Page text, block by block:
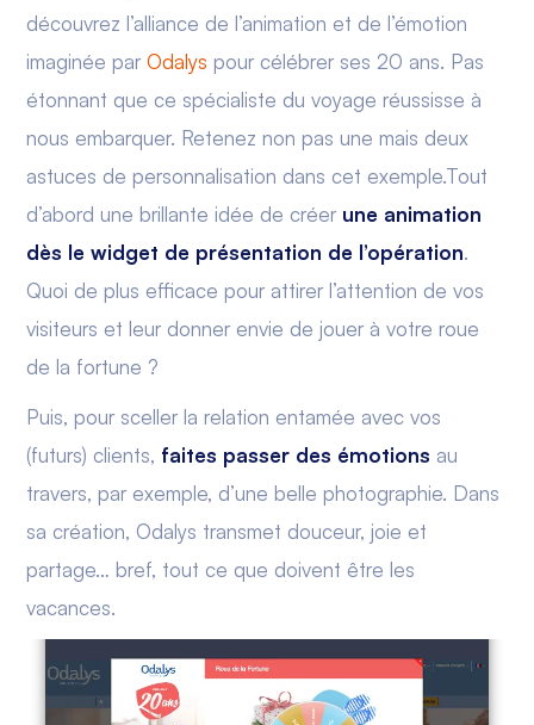
découvrez l’alliance de l’animation et de l’émotion
imaginée parOdalys pour célébrer ses 20 ans. Pas
étonnant que ce spécialiste du voyage réussisse à
nous embarquer. Retenez non pas une mais deux
astuces de personnalisation dans cet exemple.Tout
d’abord une brillante idée de créer une animation
dès le widget de présentation de l’opération.
Quoi de plus efficace pour attirer l’attention de vos
visiteurs et leur donner envie de jouer à votre roue
de la fortune ?
Puis, pour sceller la relation entamée avec vos
(futurs) clients, faites passer des émotions au
travers, par exemple, d’une belle photographie. Dans
sa création, Odalys transmet douceur, joie et
partage… bref, tout ce que doivent être les
vacances.